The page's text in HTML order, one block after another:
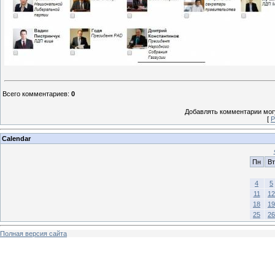
Всего комментариев: 0
Добавлять комментарии
[
Calendar
Пн
Вт
4
5
11
12
18
19
25
26
Полная версия сайта